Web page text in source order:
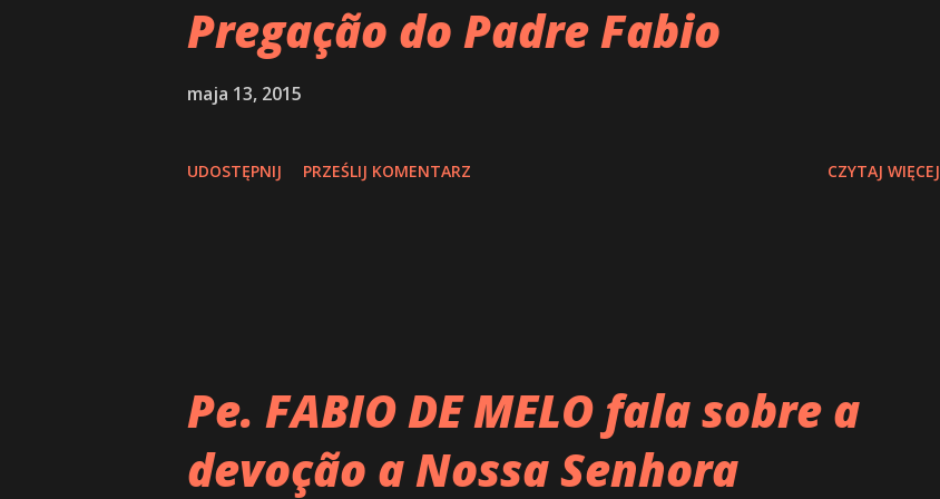
Pregação do Padre Fabio
maja 13, 2015
UDOSTĘPNIJ PRZEŚLIJ KOMENTARZ CZYTAJ WIĘCEJ
Pe. FABIO DE MELO fala sobre a
devoção a Nossa Senhora